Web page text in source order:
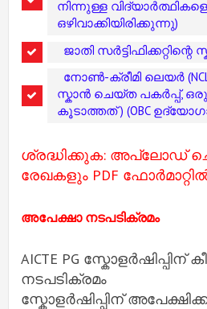
നിന്നുള്ള വിദ്യാർത്ഥികളെ
ഒഴിവാക്കിയിരിക്കുന്നു)
ജാതി
നോൺ-ക്രീമി ലെയർ (NCL)
സ്കാൻ ചെയ്ത പകർപ്പ്,
കൂടാത്തത് ) (OBC
ശ്രദ്ധിക്കുക: അപ്‌ലോഡ്
രേഖകളും PDF
അപേക്ഷാ നടപടിക്രമം
AICTE PG
നടപടിക്രമം
സ്കോളർഷിപ്പിന്